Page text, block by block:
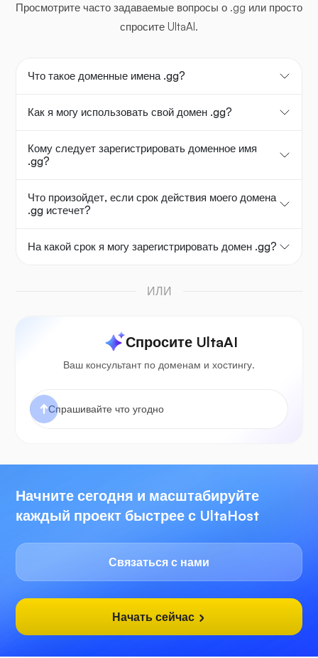
Просмотрите часто задаваемые вопросы о .gg или просто
спросите UltaAI.
Что такое доменные имена .gg?
Как я могу использовать свой домен .gg?
Кому следует зарегистрировать доменное имя
.gg?
Что произойдет, если срок действия моего домена
.gg истечет?
На какой срок я могу зарегистрировать домен .gg?
ИЛИ
Спросите UltaAI
Ваш консультант по доменам и хостингу.
Начните сегодня и масштабируйте
каждый проект быстрее с UltaHost
Связаться с нами
Начать сейчас